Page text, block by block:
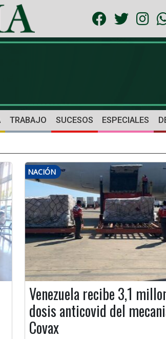
TRABAJO SUCESOS ESPECIALES
NACIÓN
Venezuela recibe 3,1
dosis anticovid del
Covax